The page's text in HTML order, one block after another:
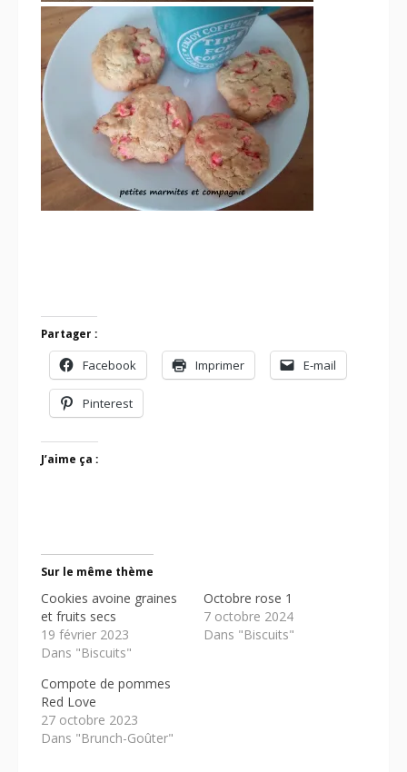
Partager :
Facebook Imprimer E-mail
Pinterest
J’aime ça :
Sur le même thème
Cookies avoine graines
et fruits secs
19 février 2023
Dans "Biscuits"
Octobre rose 1
7 octobre 2024
Dans "Biscuits"
Compote de pommes
Red Love
27 octobre 2023
Dans "Brunch-Goûter"